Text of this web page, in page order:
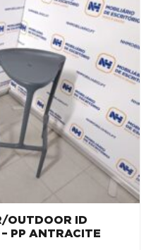
OUTDOOR ID
PP ANTRACITE